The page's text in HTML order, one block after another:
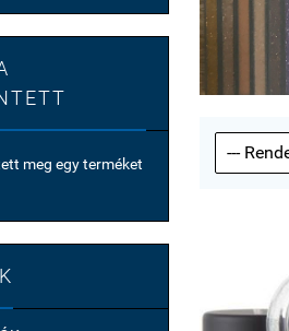
meg egy terméket